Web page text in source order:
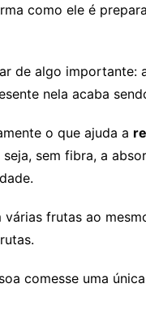
como ele é
de algo importante:
nela acaba
o que ajuda a
seja, sem fibra, a
frutas ao
comesse uma